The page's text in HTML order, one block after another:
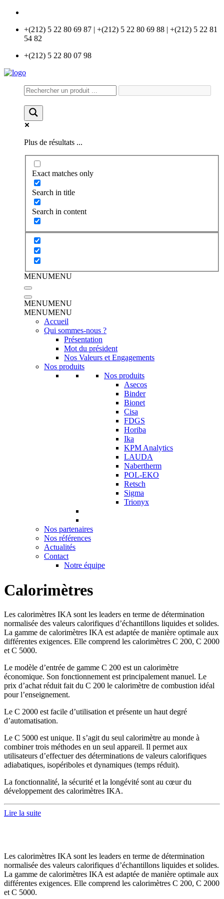
+(212) 5 22 80 69 87 | +(212) 5 22 80 69 88 | +(212) 5 22 81
54 82
+(212) 5 22 80 07 98
Plus de résultats ...
Exact matches only
Search in title
Search in content
MENUMENU
MENUMENU
MENUMENU
Accueil
Qui sommes-nous ?
Présentation
Mot du président
Nos Valeurs et Engagements
Nos produits
Nos produits
Asecos
Binder
Bionet
Cisa
FDGS
Horiba
Ika
KPM Analytics
LAUDA
Nabertherm
POL-EKO
Retsch
Sigma
Trionyx
Nos partenaires
Nos références
Actualités
Contact
Notre équipe
Calorimètres
Les calorimètres IKA sont les leaders en terme de détermination
normalisée des valeurs calorifiques d’échantillons liquides et solides.
La gamme de calorimètres IKA est adaptée de manière optimale aux
différentes exigences. Elle comprend les calorimètres C 200, C 2000
et C 5000.
Le modèle d’entrée de gamme C 200 est un calorimètre
économique. Son fonctionnement est principalement manuel. Le
prix d’achat réduit fait du C 200 le calorimètre de combustion idéal
pour l’enseignement.
Le C 2000 est facile d’utilisation et présente un haut degré
d’automatisation.
Le C 5000 est unique. Il s’agit du seul calorimètre au monde à
combiner trois méthodes en un seul appareil. Il permet aux
utilisateurs d’effectuer des déterminations de valeurs calorifiques
adiabatiques, isopériboles et dynamiques (temps réduit).
La fonctionnalité, la sécurité et la longévité sont au cœur du
développement des calorimètres IKA.
Lire la suite
Les calorimètres IKA sont les leaders en terme de détermination
normalisée des valeurs calorifiques d’échantillons liquides et solides.
La gamme de calorimètres IKA est adaptée de manière optimale aux
différentes exigences. Elle comprend les calorimètres C 200, C 2000
et C 5000.